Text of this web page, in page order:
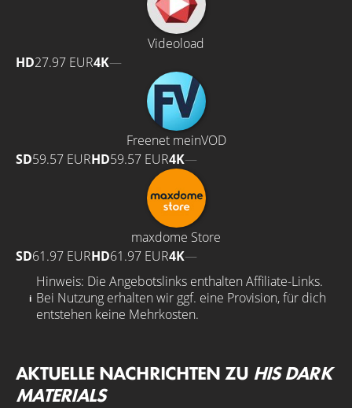
Videoload
HD27.97 EUR4K—
Freenet meinVOD
SD59.57 EURHD59.57 EUR4K—
maxdome Store
SD61.97 EURHD61.97 EUR4K—
Hinweis: Die Angebotslinks enthalten Affiliate-Links.
Bei Nutzung erhalten wir ggf. eine Provision, für dich
entstehen keine Mehrkosten.
AKTUELLE NACHRICHTEN ZU HIS DARK
MATERIALS